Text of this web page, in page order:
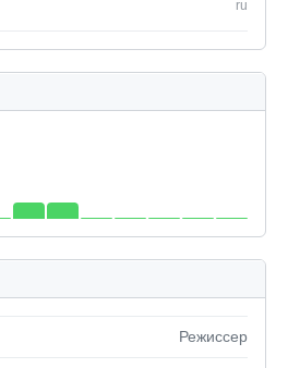
ru
Режиссeр